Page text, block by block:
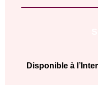
Disponible à